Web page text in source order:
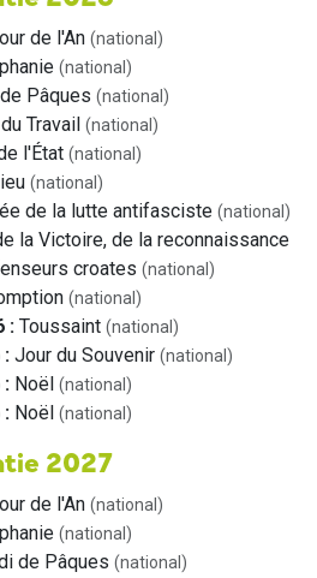
de l'An (national)
(national)
Pâques (national)
Travail (national)
l'État (national)
(national)
de la lutte antifasciste (national)
la Victoire, de la reconnaissance
croates (national)
(national)
: Toussaint (national)
: Jour du Souvenir (national)
: Noël (national)
: Noël (national)
2027
de l'An (national)
(national)
de Pâques (national)